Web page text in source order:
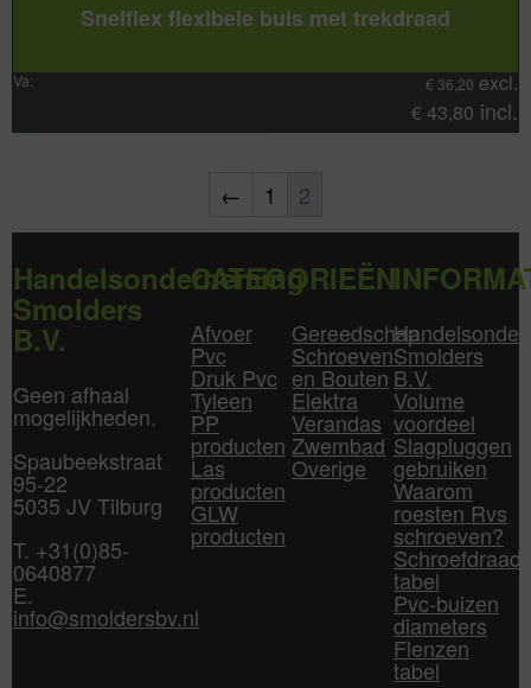
Snelflex flexibele buis met trekdraad
Va: € 36,20excl.
€43,80 incl.
← 1 2
Handelsonderneming
Smolders
B.V.
Geen afhaal
mogelijkheden.
Spaubeekstraat
95-22
5035 JV Tilburg
T. +31(0)85-
0640877
E.
info@smoldersbv.nl
CATEGORIEËN
Afvoer
Pvc
Druk Pvc
Tyleen
PP
producten
Las
producten
GLW
producten
Gereedschap
Schroeven
en Bouten
Elektra
Verandas
Zwembad
Overige
Smolders
B.V.
Volume
voordeel
Slagpluggen
gebruiken
Waarom
roesten Rvs
schroeven?
Schroefdraad
tabel
Pvc-buizen
diameters
Flenzen
tabel